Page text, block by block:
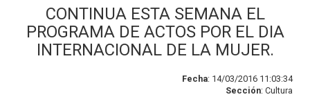
CONTINUA ESTA SEMANA EL
PROGRAMA DE ACTOS POR EL DIA
INTERNACIONAL DE LA MUJER.
Fecha: 14/03/2016 11:03:34
Sección: Cultura